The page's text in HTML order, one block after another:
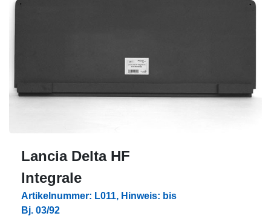
Lancia Delta HF
Integrale
Artikelnummer: L011, Hinweis: bis
Bj. 03/92